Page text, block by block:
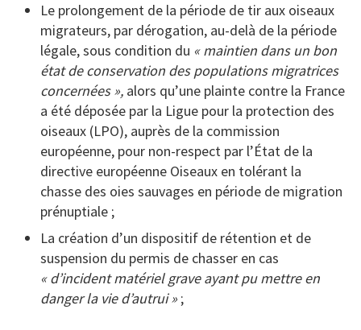
Le prolongement de la période de tir aux oiseaux
migrateurs, par dérogation, au-delà de la période
légale, sous condition du « maintien dans un bon
état de conservation des populations migratrices
concernées », alors qu’une plainte contre la France
a été déposée par la Ligue pour la protection des
oiseaux (LPO), auprès de la commission
européenne, pour non-respect par l’État de la
directive européenne Oiseaux en tolérant la
chasse des oies sauvages en période de migration
prénuptiale ;
La création d’un dispositif de rétention et de
suspension du permis de chasser en cas
« d’incident matériel grave ayant pu mettre en
danger la vie d’autrui » ;